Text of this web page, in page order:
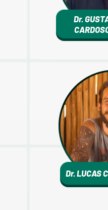
Dr.
Dr. LUCAS